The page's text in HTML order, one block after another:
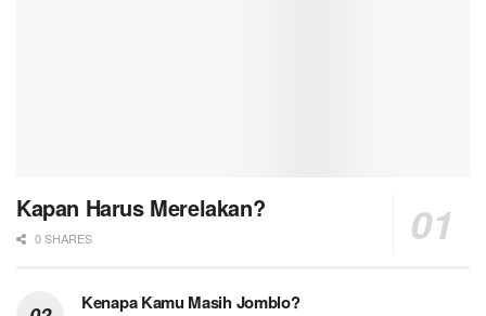
Kapan Harus Merelakan?
0 SHARES
Kenapa Kamu Masih Jomblo?